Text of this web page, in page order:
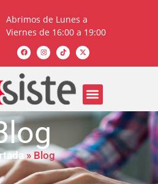
Abrimos de Lunes a
Viernes de 16:00 a 19:00
» Blog